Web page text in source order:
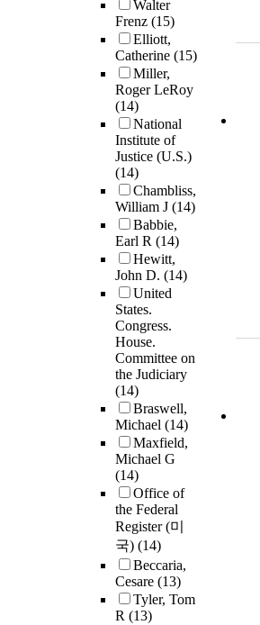
Walter
Frenz (15)
Elliott,
Catherine (15)
Miller,
Roger LeRoy
(14)
National
Institute of
Justice (U.S.)
(14)
Chambliss,
William J (14)
Babbie,
Earl R (14)
Hewitt,
John D. (14)
United
States.
Congress.
House.
Committee on
the Judiciary
(14)
Braswell,
Michael (14)
Maxfield,
Michael G
(14)
Office of
the Federal
Register (미
국) (14)
Beccaria,
Cesare (13)
Tyler, Tom
R (13)